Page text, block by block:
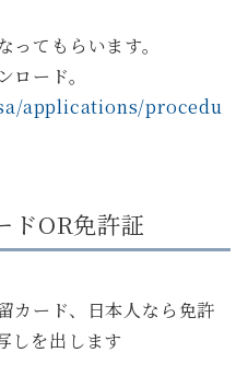
てもらいます。
ード。
applications/procedu
ドOR免許証
カード、日本人なら免許
しを出します